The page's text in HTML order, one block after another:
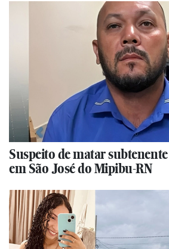
Suspeito de matar
em São José do Mipibu-RN